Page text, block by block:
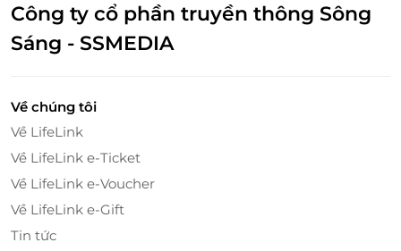
Công ty cổ phần truyền thông Sông
Sáng - SSMEDIA
Về chúng tôi
Về LifeLink
Về LifeLink e-Ticket
Về LifeLink e-Voucher
Về LifeLink e-Gift
Tin tức